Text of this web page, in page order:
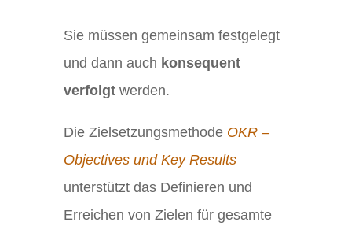
Sie müssen gemeinsam festgelegt
und dann auch konsequent
verfolgtwerden.
Die Zielsetzungsmethode OKR –
Objectives und Key Results
unterstützt das Definieren und
Erreichen von Zielen für gesamte